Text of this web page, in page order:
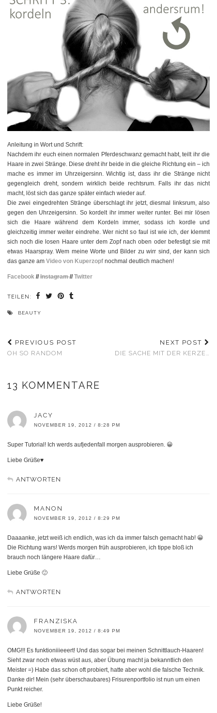
Anleitung in Wort und Schrift:
Nachdem ihr euch einen normalen Pferdeschwanz gemacht habt, teilt ihr die
Haare in zwei Stränge. Diese dreht ihr beide in die gleiche Richtung ein – ich
mache es immer im Uhrzeigersinn. Wichtig ist, dass ihr die Stränge nicht
gegengleich dreht, sondern wirklich beide rechtsrum. Falls ihr das nicht
macht, löst sich das ganze später einfach wieder auf.
Die zwei eingedrehten Stränge überschlagt ihr jetzt, diesmal linksrum, also
gegen den Uhrzeigersinn. So kordelt ihr immer weiter runter. Bei mir lösen
sich die Haare während dem Kordeln immer, sodass ich kordle und
gleichzeitig immer weiter eindrehe. Wer nicht so faul ist wie ich, der klemmt
sich noch die losen Haare unter dem Zopf nach oben oder befestigt sie mit
etwas Haarspray. Wem meine Worte und Bilder zu wirr sind, der kann sich
das ganze am Video von Kuperzopf nochmal deutlich machen!
Facebook //Instagram//Twitter
TEILEN:
BEAUTY
PREVIOUS POST
OH SO RANDOM
NEXT POST
DIE SACHE MIT DER KERZE…
13 KOMMENTARE
JACY
NOVEMBER 19, 2012 / 8:28 PM
Super Tutorial! Ich werds aufjedenfall morgen ausprobieren. 😀
Liebe Grüße♥
ANTWORTEN
MANON
NOVEMBER 19, 2012 / 8:29 PM
Daaaanke, jetzt weiß ich endlich, was ich da immer falsch gemacht hab! 😀
Die Richtung wars! Werds morgen früh ausprobieren, ich tippe bloß ich
brauch noch längere Haare dafür…
Liebe Grüße 🙂
ANTWORTEN
FRANZISKA
NOVEMBER 19, 2012 / 8:49 PM
OMG!!! Es funktioniiieeert! Und das sogar bei meinen Schnittlauch-Haaren!
Sieht zwar noch etwas wüst aus, aber Übung macht ja bekanntlich den
Meister =) Habe das schon oft probiert, hatte aber wohl die falsche Technik.
Danke dir! Mein (sehr überschaubares) Frisurenportfolio ist nun um einen
Punkt reicher.
Liebe Grüße!